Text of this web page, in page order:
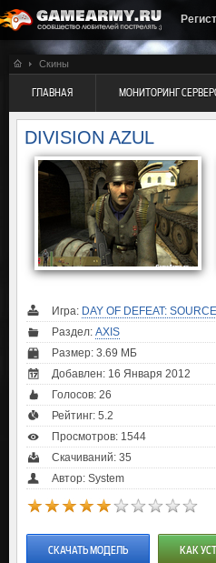
Скины
ГЛАВНАЯ МОНИТОРИНГ
DIVISION AZUL
Игра: DAY OF DEFEAT: SOURCE
Раздел: AXIS
Размер: 3.69 МБ
Добавлен: 16 Января 2012
Голосов: 26
Рейтинг: 5.2
Просмотров: 1544
Скачиваний: 35
Автор: System
СКАЧАТЬ МОДЕЛЬ КАК